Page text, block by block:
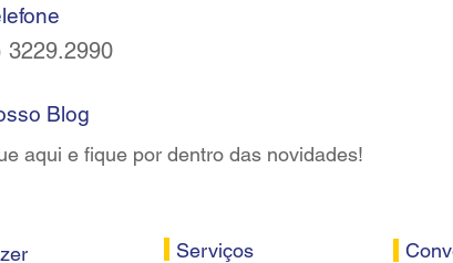
3229.2990
Blog
aqui e fique por dentro das novidades!
Serviços